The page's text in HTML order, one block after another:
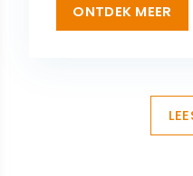
ONTDEK MEER